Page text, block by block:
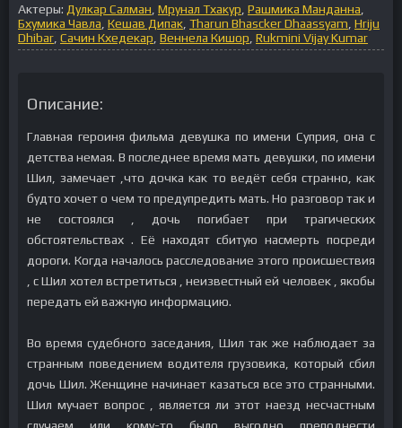
Актеры: Дулкар Салман Мрунал Тхакур Рашмика Манданна
Бхумика Чавла Кешав Дипак Tharun Bhascker Dhaassyam Hriju
Dhibar Сачин Кхедекар Веннела Кишор Rukmini Vijay Kumar
Описание:
Главная героиня фильма девушка по имени Суприя, она с
детства немая. В последнее время мать девушки, по имени
Шил, замечает ,что дочка как то ведёт себя странно, как
будто хочет о чем то предупредить мать. Но разговор так и
не состоялся , дочь погибает при трагических
обстоятельствах . Её находят сбитую насмерть посреди
дороги. Когда началось расследование этого происшествия
, с Шил хотел встретиться , неизвестный ей человек , якобы
передать ей важную информацию.
Во время судебного заседания, Шил так же наблюдает за
странным поведением водителя грузовика, который сбил
дочь Шил. Женщине начинает казаться все это странными.
Шил мучает вопрос , является ли этот наезд несчастным